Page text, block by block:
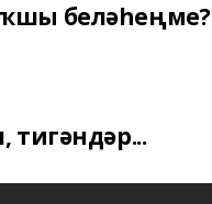
беләһеңме?
тигәндәр...